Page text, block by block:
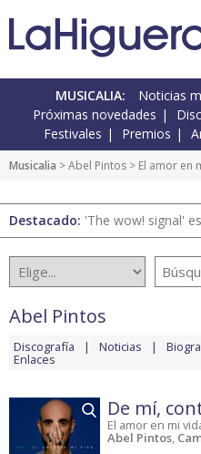
MUSICALIA: Noticias
Próximas novedades
Festivales
Premios
Musicalia >Abel Pintos > El amor en
Destacado: 'The wow! signal'
Abel Pintos
Discografía Noticias
Enlaces
De mí,
El amor en mi
Abel Pintos,